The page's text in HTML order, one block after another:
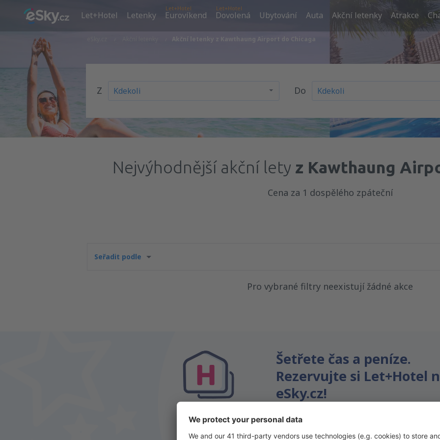
Let+Hotel Letenky
Let+Hotel
Eurovíkend
Let+Hotel
Dovolená Ubytování Auta Akční letenky Atrakce
Akční letenky z Kawthaung Airport do Chicaga
Z Do
Nejvýhodnější akční lety z Kawthaung
Cena za 1 dospělého zpáteční
Seřadit podle
Pro vybrané filtry neexistují žádné akce
Šetřete čas a peníze.
Rezervujte si Let+Hotel
eSky.cz!
Klikněte sem